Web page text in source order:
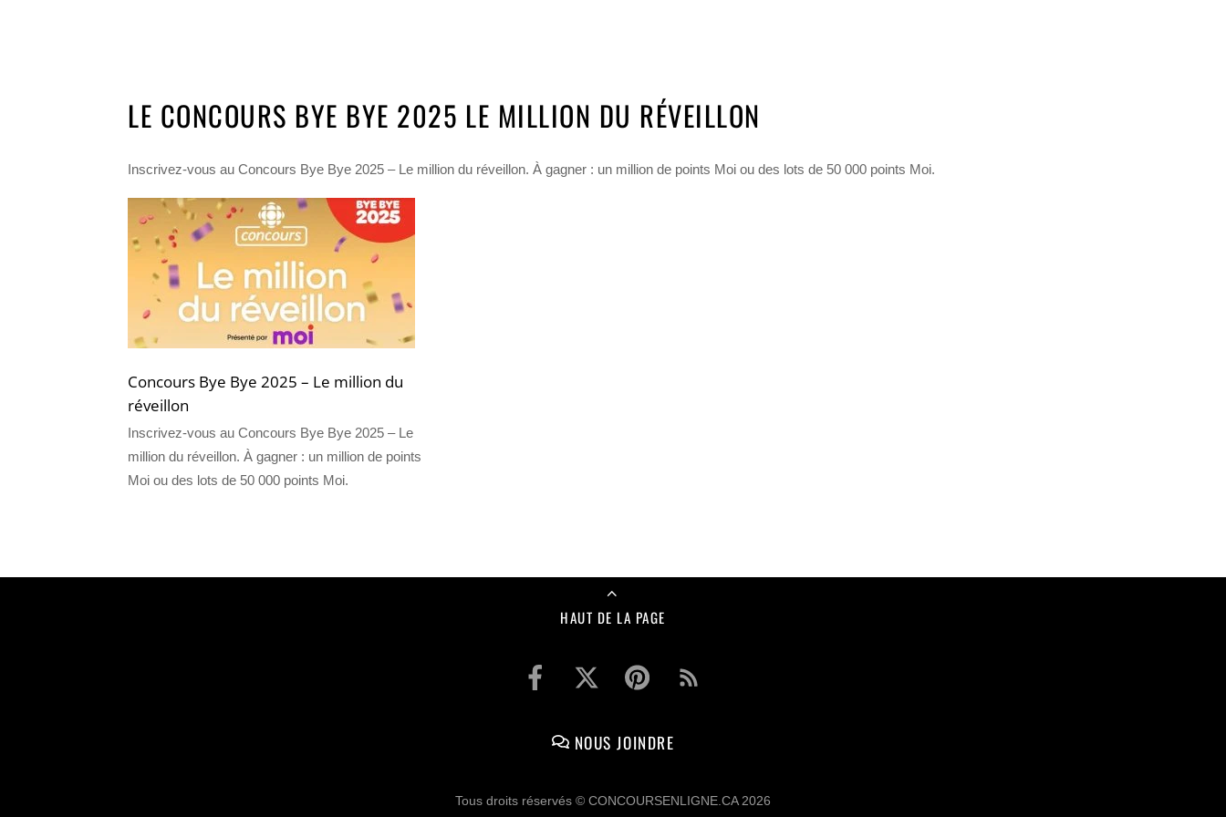
LE CONCOURS BYE BYE 2025 LE MILLION DU RÉVEILLON
Inscrivez-vous au Concours Bye Bye 2025 – Le million du réveillon. À gagner : un million de points Moi ou des lots de 50 000 points Moi.
Concours Bye Bye 2025 – Le million du
réveillon
Inscrivez-vous au Concours Bye Bye 2025 – Le
million du réveillon. À gagner : un million de points
Moi ou des lots de 50 000 points Moi.
HAUT DE LA PAGE
NOUS JOINDRE
Tous droits réservés © CONCOURSENLIGNE.CA 2026